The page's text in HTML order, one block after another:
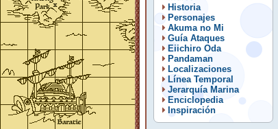
Historia
Personajes
Akuma no Mi
Guía Ataques
Eiichiro Oda
Pandaman
Localizaciones
Línea Temporal
Jerarquía Marina
Enciclopedia
Inspiración